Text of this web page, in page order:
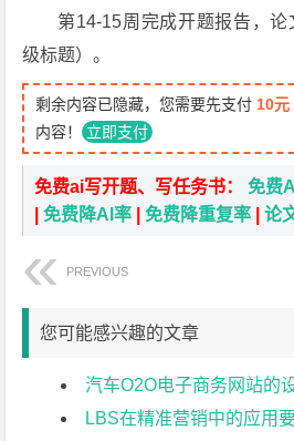
第14-15周完成开题报告，
级标题）。
剩余内容已隐藏，您需要先支付 10元
内容！ 立即支付
免费ai写开题、写任务书：免费
|免费降AI率 |免费降重复率 |论
PREVIOUS
您可能感兴趣的文章
汽车O2O电子商务网站的
LBS在精准营销中的应用